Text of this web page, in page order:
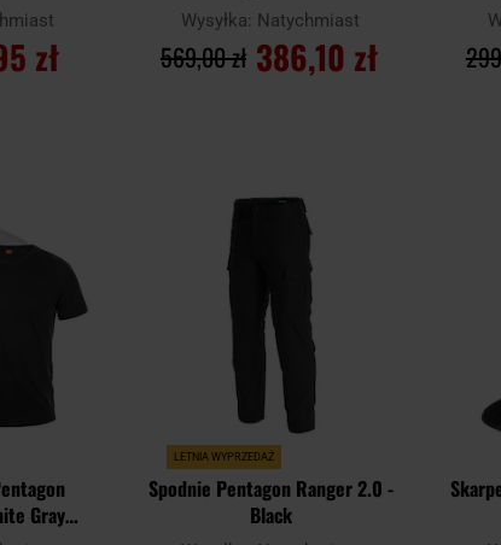
zł
Wysyłka: Natychmiast
386,10 zł
569,00 zł
Gray
LETNIA WYPRZEDAŻ
Spodnie Pentagon Ranger 2.0 -
Black